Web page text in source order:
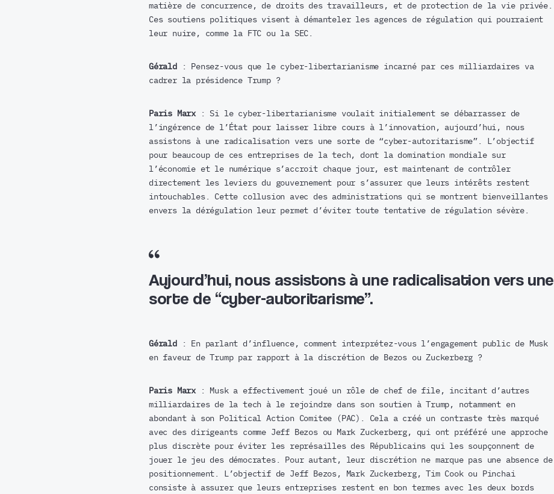
matière de concurrence, de droits des travailleurs, et de protection de la vie privée.
Ces soutiens politiques visent à démanteler les agences de régulation qui pourraient
leur nuire, comme la FTC ou la SEC.
Gérald: Pensez-vous que le cyber-libertarianisme incarné par ces milliardaires va
cadrer la présidence Trump ?
Paris Marx : Si le cyber-libertarianisme voulait initialement se débarrasser de
l’ingérence de l’État pour laisser libre cours à l’innovation, aujourd’hui, nous
assistons à une radicalisation vers une sorte de “cyber-autoritarisme”. L’objectif
pour beaucoup de ces entreprises de la tech, dont la domination mondiale sur
l’économie et le numérique s’accroit chaque jour, est maintenant de contrôler
directement les leviers du gouvernement pour s’assurer que leurs intérêts restent
intouchables. Cette collusion avec des administrations qui se montrent bienveillantes
envers la dérégulation leur permet d’éviter toute tentative de régulation sévère.
Aujourd’hui, nous assistons à une radicalisation vers une
sorte de “cyber-autoritarisme”.
Gérald: En parlant d’influence, comment interprétez-vous l’engagement public de Musk
en faveur de Trump par rapport à la discrétion de Bezos ou Zuckerberg ?
Paris Marx : Musk a effectivement joué un rôle de chef de file, incitant d’autres
milliardaires de la tech à le rejoindre dans son soutien à Trump, notamment en
abondant à son Political Action Comitee (PAC). Cela a créé un contraste très marqué
avec des dirigeants comme Jeff Bezos ou Mark Zuckerberg, qui ont préféré une approche
plus discrète pour éviter les représailles des Républicains qui les soupçonnent de
jouer le jeu des démocrates. Pour autant, leur discrétion ne marque pas une absence de
positionnement. L’objectif de Jeff Bezos, Mark Zuckerberg, Tim Cook ou Pinchai
consiste à assurer que leurs entreprises restent en bon termes avec les deux bords